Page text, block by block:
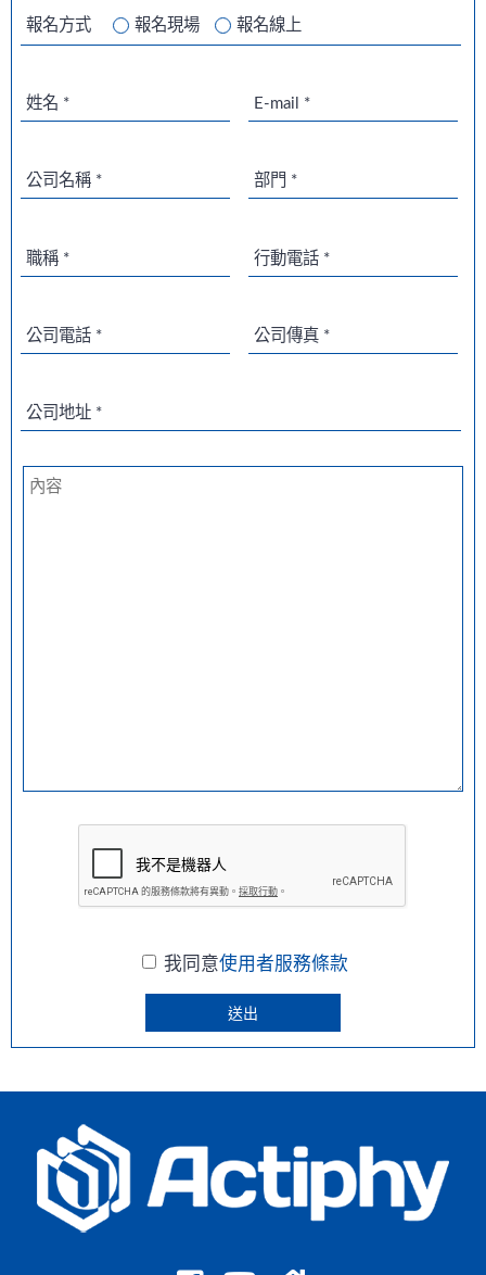
報名方式 報名現場 報名線上
姓名 * E-mail *
公司名稱 * 部門 *
職稱 * 行動電話 *
公司電話 * 公司傳真 *
公司地址 *
我同意使用者服務條款
送出